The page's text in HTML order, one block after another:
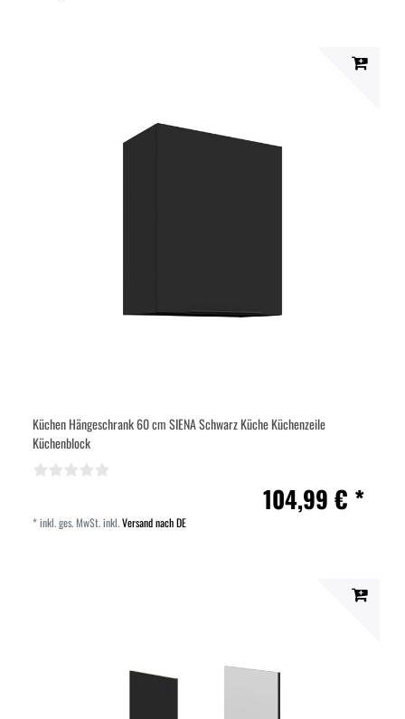
Küchen Hängeschrank 60 cm SIENA Schwarz Küche Küchenzeile
Küchenblock
104,99 € *
*inkl. ges. MwSt.inkl.Versand nach DE